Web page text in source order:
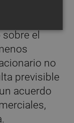
recesivo.
sobre el
no
previsible
acuerdo